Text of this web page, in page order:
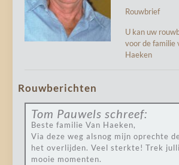
Rouwbrief
U kan uw
voor de familie
Haeken
Rouwberichten
Tom Pauwels schreef:
Beste familie Van Haeken,
Via deze weg alsnog mijn oprechte
het overlijden. Veel sterkte! Trek
mooie momenten.